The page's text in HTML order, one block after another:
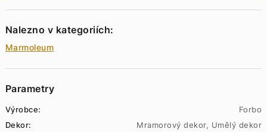
Nalezno v kategoriích:
Marmoleum
Parametry
Výrobce:
Forbo
Dekor:
Mramorový dekor, Umělý dekor